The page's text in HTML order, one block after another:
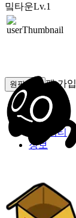
밐타운Lv.1
원픽선택 팬 가입
밐타운
피드
커뮤니티
정보